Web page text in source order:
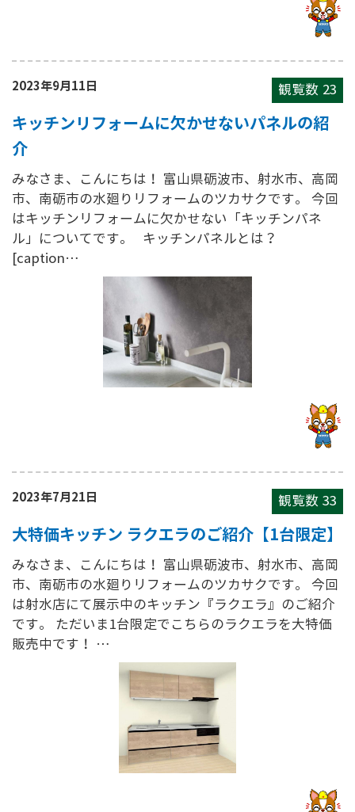
2023年9月11日 観覧数 23
キッチンリフォームに欠かせないパネルの紹
介
みなさま、こんにちは！ 富山県砺波市、射水市、高岡
市、南砺市の水廻りリフォームのツカサクです。 今回
はキッチンリフォームに欠かせない「キッチンパネ
ル」についてです。 キッチンパネルとは？
[caption…
2023年7月21日 観覧数 33
大特価キッチン ラクエラのご紹介【1台限定】
みなさま、こんにちは！ 富山県砺波市、射水市、高岡
市、南砺市の水廻りリフォームのツカサクです。 今回
は射水店にて展示中のキッチン『ラクエラ』のご紹介
です。 ただいま1台限定でこちらのラクエラを大特価
販売中です！ …